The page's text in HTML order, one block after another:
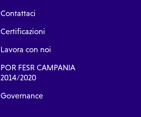
Contattaci
Certificazioni
Lavora con noi
POR FESR CAMPANIA
2014/2020
Governance